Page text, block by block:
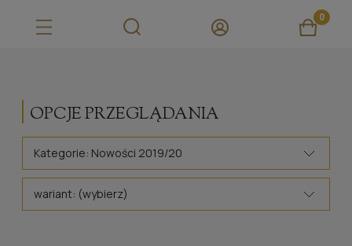
OPCJE PRZEGLĄDANIA
Kategorie: Nowości 2019/20
wariant: (wybierz)